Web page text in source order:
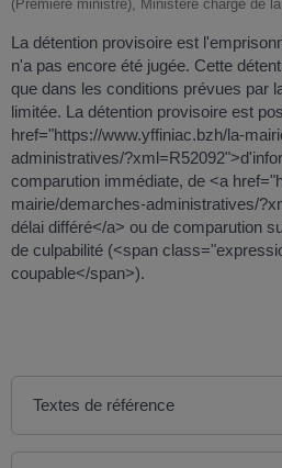
(Première ministre), Ministère chargé de
La détention provisoire est
n'a pas encore été jugée. Cette
que dans les conditions prévues par
limitée. La détention provisoire est
href="https://www.yffiniac.bzh/la-
administratives/
comparution immédiate, de <a
mairie/demarches-administratives/
délai différé</a> ou de comparution
de culpabilité (<span
coupable</span>).
Textes de référence